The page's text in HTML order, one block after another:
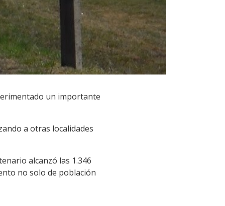
un importante
a otras localidades
alcanzó las 1.346
no solo de población